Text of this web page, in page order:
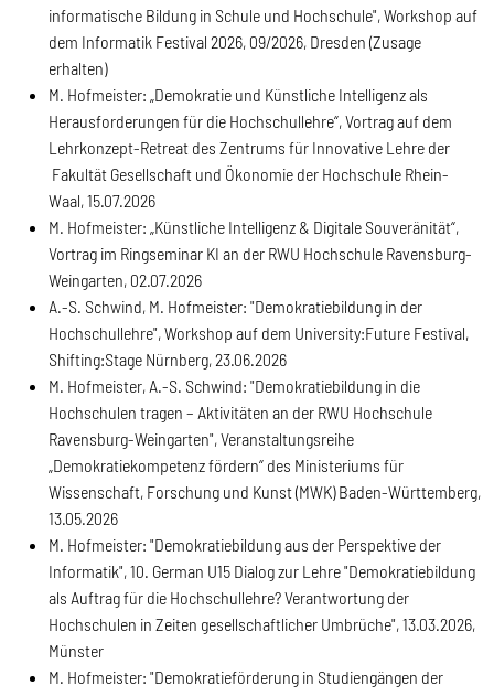
informatische Bildung in Schule und Hochschule", Workshop auf
dem Informatik Festival 2026, 09/2026, Dresden (Zusage
erhalten)
M. Hofmeister: „Demokratie und Künstliche Intelligenz als
Herausforderungen für die Hochschullehre“, Vortrag auf dem
Lehrkonzept-Retreat des Zentrums für Innovative Lehre der
Fakultät Gesellschaft und Ökonomie der Hochschule Rhein-
Waal, 15.07.2026
M. Hofmeister: „Künstliche Intelligenz & Digitale Souveränität“,
Vortrag im Ringseminar KI an der RWU Hochschule Ravensburg-
Weingarten, 02.07.2026
A.-S. Schwind, M. Hofmeister: "Demokratiebildung in der
Hochschullehre", Workshop auf dem University:Future Festival,
Shifting:Stage Nürnberg, 23.06.2026
M. Hofmeister, A.-S. Schwind: "Demokratiebildung in die
Hochschulen tragen – Aktivitäten an der RWU Hochschule
Ravensburg-Weingarten", Veranstaltungsreihe
„Demokratiekompetenz fördern“ des Ministeriums für
Wissenschaft, Forschung und Kunst (MWK) Baden-Württemberg,
13.05.2026
M. Hofmeister: "Demokratiebildung aus der Perspektive der
Informatik", 10. German U15 Dialog zur Lehre "Demokratiebildung
als Auftrag für die Hochschullehre? Verantwortung der
Hochschulen in Zeiten gesellschaftlicher Umbrüche", 13.03.2026,
Münster
M. Hofmeister: "Demokratieförderung in Studiengängen der